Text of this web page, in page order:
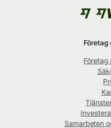
Företag
Företag
Samarbeten